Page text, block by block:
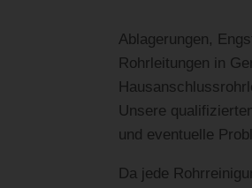
Ablagerungen,
Rohrleitungen in
Unsere
und eventuelle
Da jede